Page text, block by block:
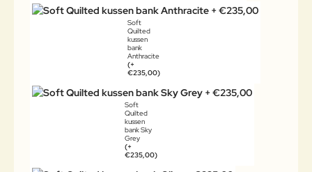
Soft
Quilted
kussen
bank
Anthracite
(+
€235,00)
Soft
Quilted
kussen
bank Sky
Grey
(+
€235,00)